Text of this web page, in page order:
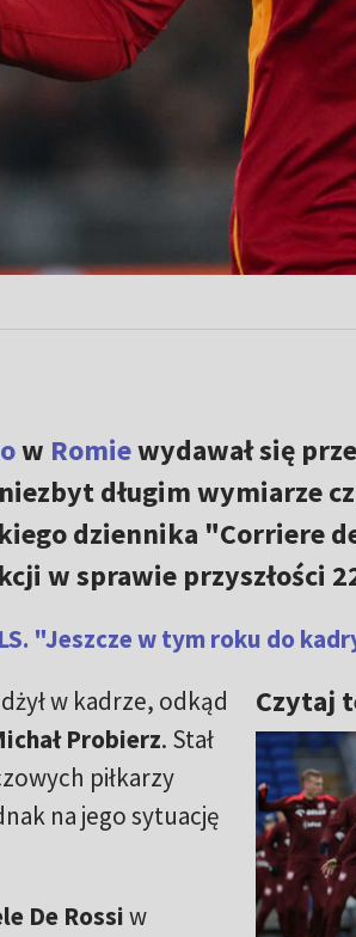
w Romiewydawał się
długim wymiarze
dziennika "Corriere
w sprawie przyszłości
"Jeszcze w tym roku do
Czytaj
w kadrze, odkąd
Probierz. Stał
piłkarzy
na jego sytuację
De Rossiw